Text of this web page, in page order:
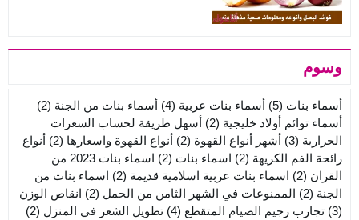
وسوم
أسماء بنات (5) أسماء بنات عربية (4) أسماء بنات من الجنة (2)
أسماء توائم أولاد خليجية (2)
أسهل طريقة لحساب السعرات
الحرارية (3) أشهر أنواع القهوة (2) أنواع القهوة واسعارها (2)
أنواع
رائحة الفم الكريهة (2) اسماء بنات (2)
اسماء بنات 2023 من
القران (2) اسماء بنات عربية اسلامية قديمة (2)
اسماء بنات من
الجنة (2) الممنوعات في الشهر الثامن من الحمل (2)
انقاص الوزن
(3)
تجارب رجيم الصيام المتقطع (4) تطويل الشعر في المنزل (2)